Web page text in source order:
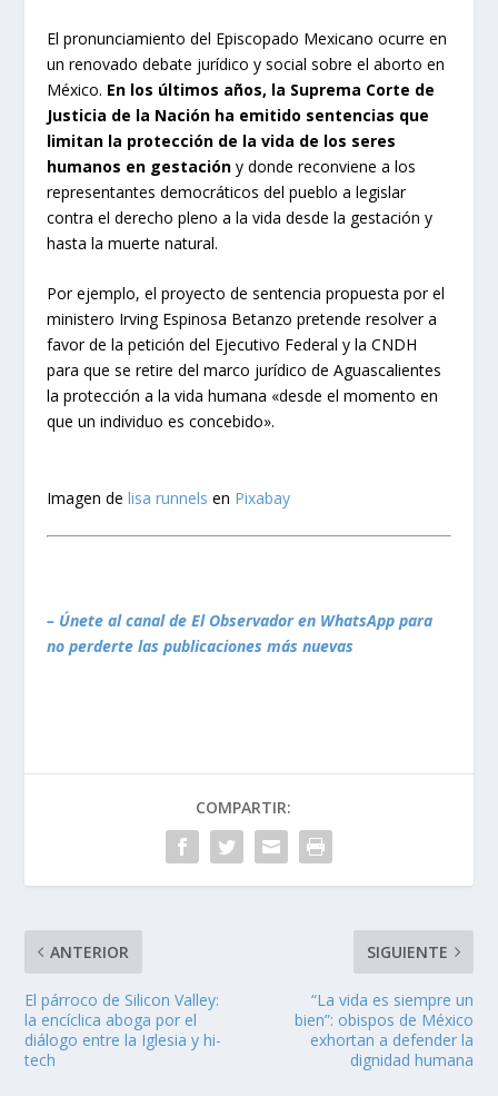
El pronunciamiento del Episcopado Mexicano ocurre en
un renovado debate jurídico y social sobre el aborto en
México. En los últimos años, la Suprema Corte de
Justicia de la Nación ha emitido sentencias que
limitan la protección de la vida de los seres
humanos en gestacióny donde reconviene a los
representantes democráticos del pueblo a legislar
contra el derecho pleno a la vida desde la gestación y
hasta la muerte natural.
Por ejemplo, el proyecto de sentencia propuesta por el
ministero Irving Espinosa Betanzo pretende resolver a
favor de la petición del Ejecutivo Federal y la CNDH
para que se retire del marco jurídico de Aguascalientes
la protección a la vida humana «desde el momento en
que un individuo es concebido».
Imagen delisa runnels en Pixabay
– Únete al canal de El Observador en WhatsApp para
no perderte las publicaciones más nuevas
COMPARTIR:
ANTERIOR
El párroco de Silicon Valley:
la encíclica aboga por el
diálogo entre la Iglesia y hi-
tech
SIGUIENTE
“La vida es siempre un
bien”: obispos de México
exhortan a defender la
dignidad humana